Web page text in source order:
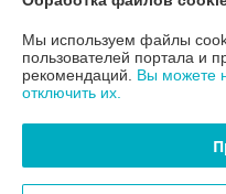
Контакты
Доставка и оплата
Мы используем файлы
пользователей портала и
рекомендаций. Вы можете
отключить их.